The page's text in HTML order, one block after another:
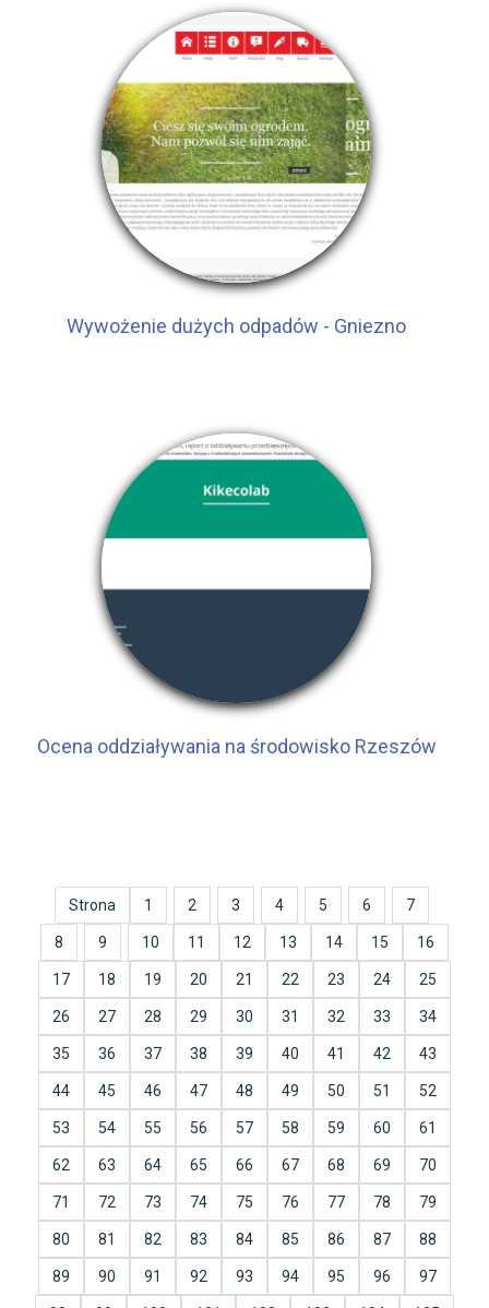
Wywożenie dużych odpadów - Gniezno
Ocena oddziaływania na środowisko Rzeszów
Strona 1 2 3 4 5 6 7
8 9 10 11 12 13 14 15 16
17 18 19 20 21 22 23 24 25
26 27 28 29 30 31 32 33 34
35 36 37 38 39 40 41 42 43
44 45 46 47 48 49 50 51 52
53 54 55 56 57 58 59 60 61
62 63 64 65 66 67 68 69 70
71 72 73 74 75 76 77 78 79
80 81 82 83 84 85 86 87 88
89 90 91 92 93 94 95 96 97